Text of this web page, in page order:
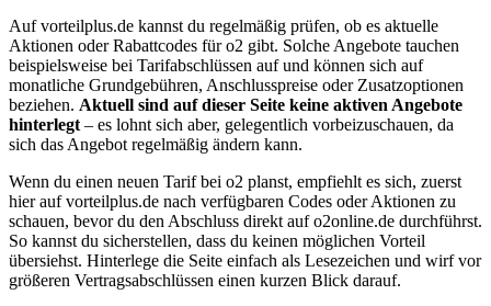
Auf vorteilplus.de kannst du regelmäßig prüfen, ob es aktuelle
Aktionen oder Rabattcodes für o2 gibt. Solche Angebote tauchen
beispielsweise bei Tarifabschlüssen auf und können sich auf
monatliche Grundgebühren, Anschlusspreise oder Zusatzoptionen
beziehen. Aktuell sind auf dieser Seite keine aktiven Angebote
hinterlegt – es lohnt sich aber, gelegentlich vorbeizuschauen, da
sich das Angebot regelmäßig ändern kann.
Wenn du einen neuen Tarif bei o2 planst, empfiehlt es sich, zuerst
hier auf vorteilplus.de nach verfügbaren Codes oder Aktionen zu
schauen, bevor du den Abschluss direkt auf o2online.de durchführst.
So kannst du sicherstellen, dass du keinen möglichen Vorteil
übersiehst. Hinterlege die Seite einfach als Lesezeichen und wirf vor
größeren Vertragsabschlüssen einen kurzen Blick darauf.